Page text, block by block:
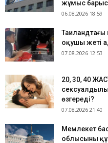
жұмыс
06.08.2026 18:59
оқушы жеті
07.08.2026 12:53
​20, 30, 40
өзгереді?
07.08.2026 21:40
Мемлекет
облысының